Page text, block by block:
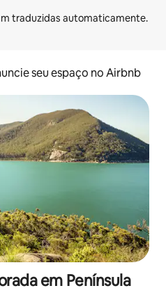
seu espaço no Airbnb
em Península